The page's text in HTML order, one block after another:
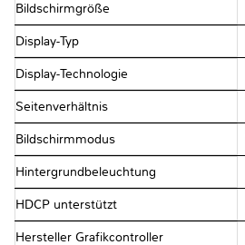
Bildschirmgröße
Display-Typ
Display-Technologie
Seitenverhältnis
Bildschirmmodus
Hintergrundbeleuchtung
HDCP unterstützt
Hersteller Grafikcontroller